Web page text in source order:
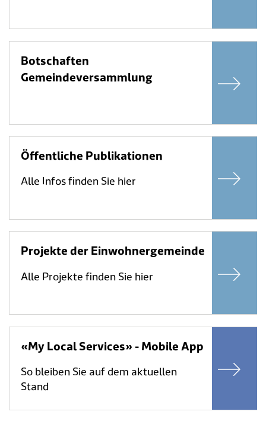
Botschaften
Gemeindeversammlung
Öffentliche Publikationen
Alle Infos finden Sie hier
Projekte der Einwohnergemeinde
Alle Projekte finden Sie hier
«My Local Services» - Mobile App
So bleiben Sie auf dem aktuellen
Stand